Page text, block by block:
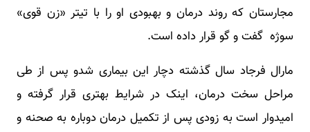
مجارستان که روند درمان و بهبودی او را با تیتر «زن قوی»
سوژه گفت و گو قرار داده است.
مارال فرجاد سال گذشته دچار این بیماری شدو پس از طی
مراحل سخت درمان، اینک در شرایط بهتری قرار گرفته و
امیدوار است به زودی پس از تکمیل درمان دوباره به صحنه و